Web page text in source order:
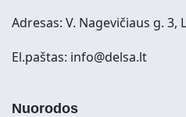
Adresas: V. Nagevičiaus g. 3,
El.paštas: info@delsa.lt
Nuorodos